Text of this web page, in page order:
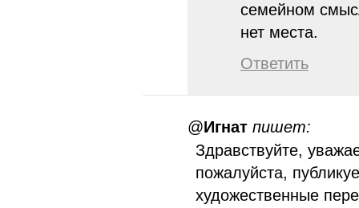
семейном
нет места.
Ответить
@Игнат пишет:
Здравствуйте,
пожалуйста,
художественные